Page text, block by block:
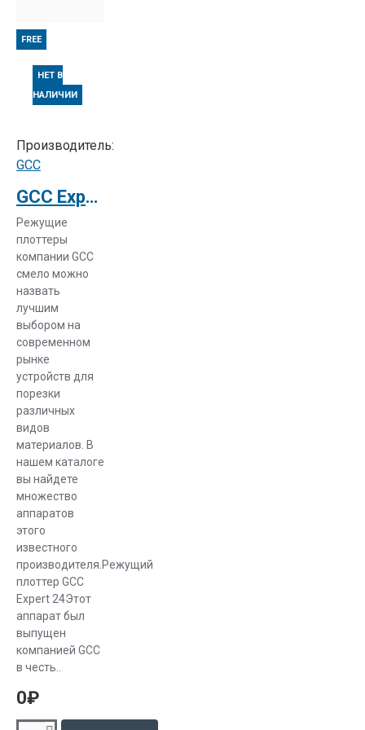
плоттеров
Каттеры
легко
с разными
типами
может быть
обычная
бумага,
картон
небольшой
толщины,
самоклеящаяся
или
виниловая
пленка. Без
плоттера не
обходится ни
одно
рекламное
агентство или
типография.
Все, что мы
видим вокруг
себя, –
витрины,
указатели
улиц Москвы,
таблички –
было создано
с помощью
плоттеров.
С помощью
FREE
НЕТ В
НАЛИЧИИ
Производитель:
GCC
GCC Expert 24
Режущие
плоттеры
компании GCC
смело можно
назвать
лучшим
выбором на
современном
рынке
устройств для
порезки
различных
видов
материалов. В
нашем каталоге
вы найдете
множество
аппаратов
этого
известного
производителя.Режущий
плоттер GCC
Expert 24Этот
аппарат был
выпущен
компанией GCC
в честь..
0₽